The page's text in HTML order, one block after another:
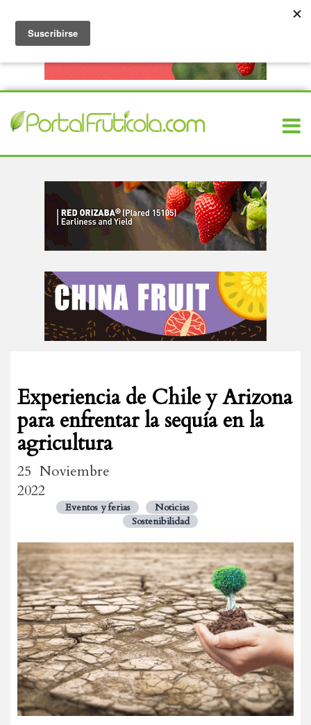
Experiencia de Chile y Arizona
para enfrentar la sequía en la
agricultura
25 Noviembre
2022
Eventos y ferias
Noticias
Sostenibilidad